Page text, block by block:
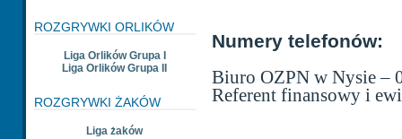
ROZGRYWKI ORLIKÓW
Liga Orlików Grupa I
Liga Orlików Grupa II
ROZGRYWKI ŻAKÓW
Liga żaków
Numery telefonów:
Biuro OZPN w Nysie –
Referent finansowy i